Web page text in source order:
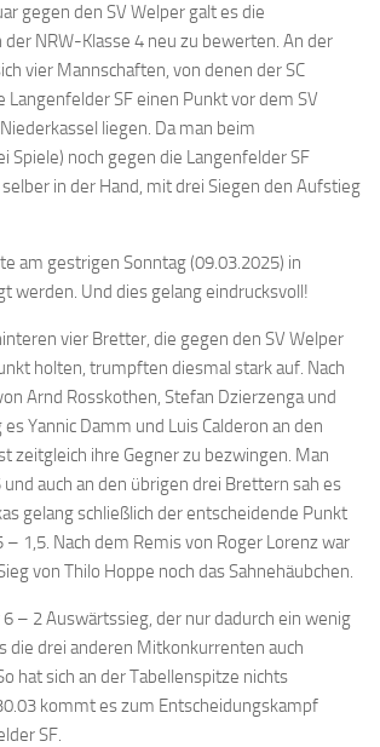
gegen den SV Welper galt es die
NRW-Klasse 4 neu zu bewerten. An der
vier Mannschaften, von denen der SC
Langenfelder SF einen Punkt vor dem SV
liegen. Da man beim
Spiele) noch gegen die Langenfelder SF
in der Hand, mit drei Siegen den Aufstieg
am gestrigen Sonntag (09.03.2025) in
werden. Und dies gelang eindrucksvoll!
vier Bretter, die gegen den SV Welper
holten, trumpften diesmal stark auf. Nach
Arnd Rosskothen, Stefan Dzierzenga und
Yannic Damm und Luis Calderon an den
zeitgleich ihre Gegner zu bezwingen. Man
auch an den übrigen drei Brettern sah es
gelang schließlich der entscheidende Punkt
1,5. Nach dem Remis von Roger Lorenz war
von Thilo Hoppe noch das Sahnehäubchen.
– 2 Auswärtssieg, der nur dadurch ein wenig
die drei anderen Mitkonkurrenten auch
hat sich an der Tabellenspitze nichts
kommt es zum Entscheidungskampf
SF.